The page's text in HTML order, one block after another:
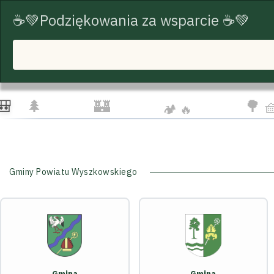
START TRASY ROWEROWE TURYSTYKA
☁️ 🦅
🌲 🏰 🏕️ 🔥 🌳
Gminy Powiatu Wyszkowskiego
☕💚Podziękowania za wsparcie ☕💚